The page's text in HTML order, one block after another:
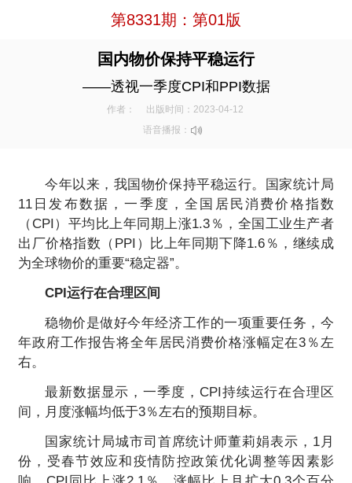
第8331期：第01版
国内物价保持平稳运行
——透视一季度CPI和PPI数据
作者：
出版时间：2023-04-12
语音播报：
今年以来，我国物价保持平稳运行。国家统计局
11日发布数据，一季度，全国居民消费价格指数
（CPI）平均比上年同期上涨1.3％，全国工业生产者
出厂价格指数（PPI）比上年同期下降1.6％，继续成
为全球物价的重要“稳定器”。
CPI运行在合理区间
稳物价是做好今年经济工作的一项重要任务，今
年政府工作报告将全年居民消费价格涨幅定在3％左
右。
最新数据显示，一季度，CPI持续运行在合理区
间，月度涨幅均低于3％左右的预期目标。
国家统计局城市司首席统计师董莉娟表示，1月
份，受春节效应和疫情防控政策优化调整等因素影